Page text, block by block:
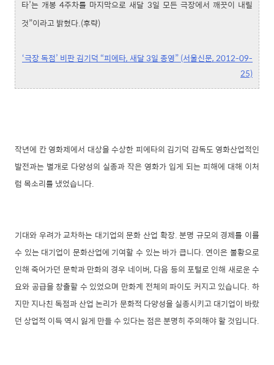
타’는 개봉 4주차를 마지막으로 새달 3일 모든 극장에서 깨끗이 내릴
것”이라고 밝혔다.(후략)
‘극장 독점’ 비판 김기덕 “피에타, 새달 3일 종영” (서울신문, 2012-09-
25)
작년에 칸 영화제에서 대상을 수상한 피에타의 김기덕 감독도 영화산업적인
발전과는 별개로 다양성의 실종과 작은 영화가 입게 되는 피해에 대해 이처
럼 목소리를 냈었습니다.
기대와 우려가 교차하는 대기업의 문화 산업 확장. 분명 규모의 경제를 이룰
수 있는 대기업이 문화산업에 기여할 수 있는 바가 큽니다. 연이은 불황으로
인해 죽어가던 문학과 만화의 경우 네이버, 다음 등의 포털로 인해 새로운 수
요와 공급을 창출할 수 있었으며 만화계 전체의 파이도 커지고 있습니다. 하
지만 지나친 독점과 산업 논리가 문화적 다양성을 실종시키고 대기업이 바랐
던 상업적 이득 역시 잃게 만들 수 있다는 점은 분명히 주의해야 할 것입니다.